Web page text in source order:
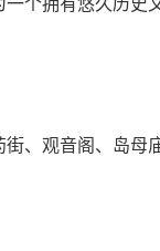
、观音阁、岛